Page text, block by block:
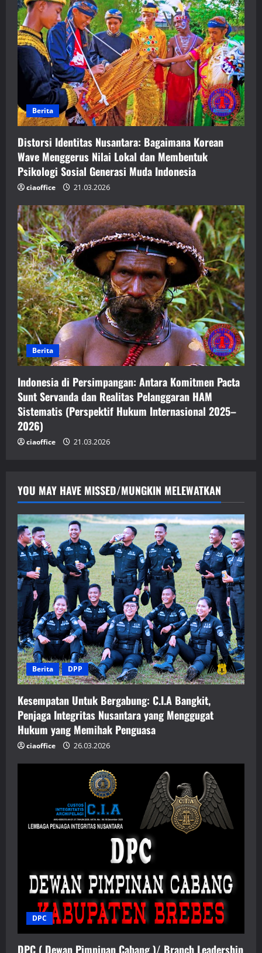
Berita
Distorsi Identitas Nusantara: Bagaimana Korean
Wave Menggerus Nilai Lokal dan Membentuk
Psikologi Sosial Generasi Muda Indonesia
ciaoffice 21.03.2026
Berita
Indonesia di Persimpangan: Antara Komitmen Pacta
Sunt Servanda dan Realitas Pelanggaran HAM
Sistematis (Perspektif Hukum Internasional 2025–
2026)
ciaoffice 21.03.2026
YOU MAY HAVE MISSED/MUNGKIN MELEWATKAN
Berita DPP
Kesempatan Untuk Bergabung: C.I.A Bangkit,
Penjaga Integritas Nusantara yang Menggugat
Hukum yang Memihak Penguasa
ciaoffice 26.03.2026
DPC
DPC ( Dewan Pimpinan Cabang )/ Branch Leadership